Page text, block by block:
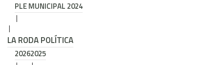
PLE MUNICIPAL 2024
LA RODA POLÍTICA
20262025